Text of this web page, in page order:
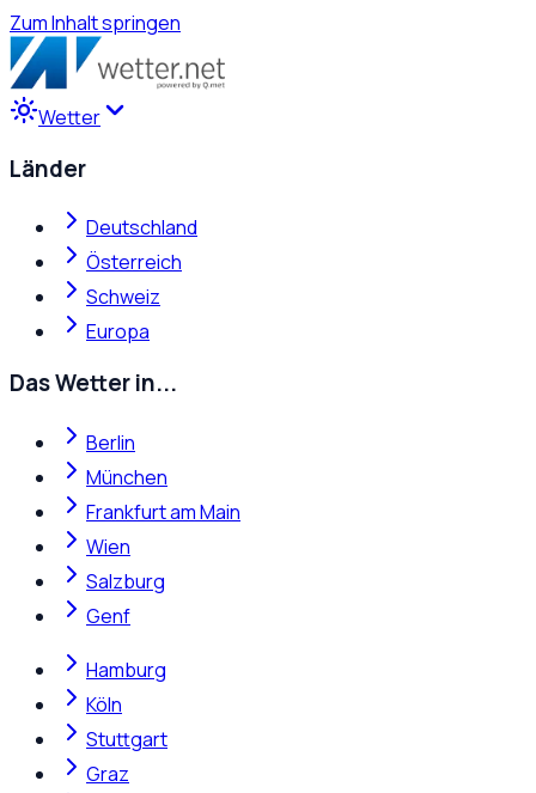
Zum Inhalt springen
Wetter
Länder
Deutschland
Österreich
Schweiz
Europa
Das Wetter in...
Berlin
München
Frankfurt am Main
Wien
Salzburg
Genf
Hamburg
Köln
Stuttgart
Graz